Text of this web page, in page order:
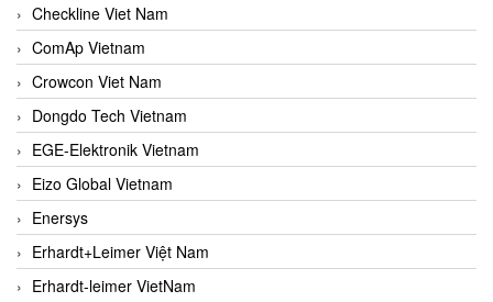
Checkline Viet Nam
ComAp Vietnam
Crowcon Viet Nam
Dongdo Tech Vietnam
EGE-Elektronik Vietnam
Eizo Global Vietnam
Enersys
Erhardt+Leimer Việt Nam
Erhardt-leimer VietNam